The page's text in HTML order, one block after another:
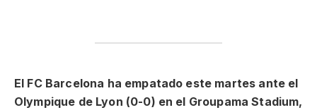
El FC Barcelona ha empatado este martes ante el
Olympique de Lyon (0-0) en el Groupama Stadium,